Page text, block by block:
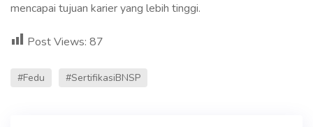
mencapai tujuan karier yang lebih tinggi.
Post Views: 87
#fedu #SertifikasiBNSP